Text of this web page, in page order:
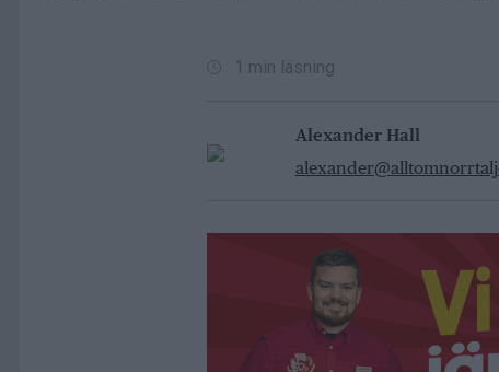
1 min läsning
Alexander Hall